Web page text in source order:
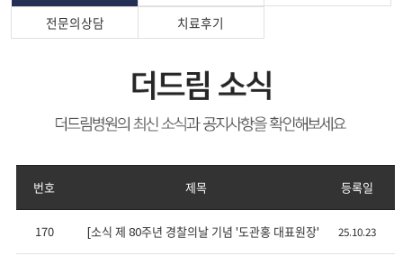
전문의상담
치료후기
번호 제목 등록일
170 [소식 제 80주년 경찰의날 기념 '도관홍 대표원장' 감사장 수여식
25.10.23